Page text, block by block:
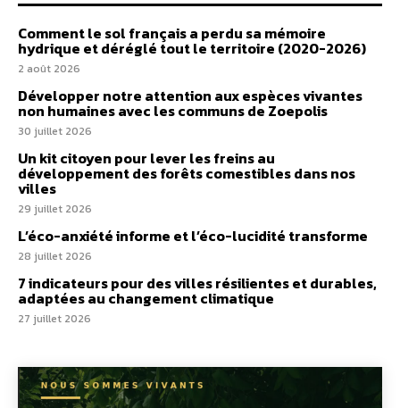
Comment le sol français a perdu sa mémoire
hydrique et déréglé tout le territoire (2020-2026)
2 août 2026
Développer notre attention aux espèces vivantes
non humaines avec les communs de Zoepolis
30 juillet 2026
Un kit citoyen pour lever les freins au
développement des forêts comestibles dans nos
villes
29 juillet 2026
L’éco-anxiété informe et l’éco-lucidité transforme
28 juillet 2026
7 indicateurs pour des villes résilientes et durables,
adaptées au changement climatique
27 juillet 2026